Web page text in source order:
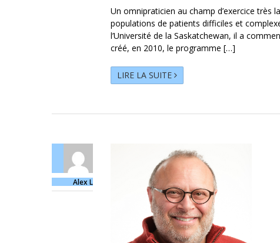
Un omnipraticien au champ d’exercice très
populations de patients difficiles et
l’Université de la Saskatchewan, il a
créé, en 2010, le programme […]
LIRE LA SUITE
Alex L